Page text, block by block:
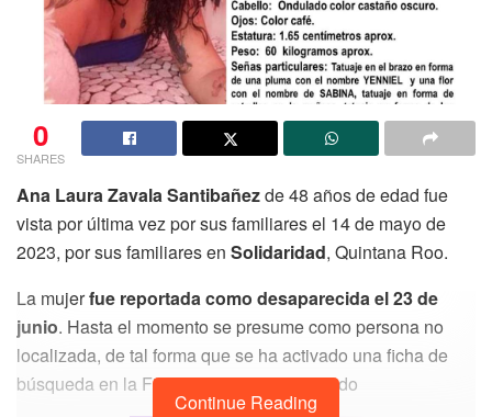
0
SHARES
Ana Laura Zavala Santibañezde 48 años de edad fue
vista por última vez por sus familiares el 14 de mayo de
2023, por sus familiares en Solidaridad, Quintana Roo.
La mujerfue reportada como desaparecida el 23 de
junio. Hasta el momento se presume como persona no
localizada, de tal forma que se ha activado una ficha de
búsqueda en la Fiscalía General del Estado
Continue Reading